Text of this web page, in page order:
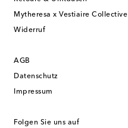
Mytheresa x Vestiaire Collective
Widerruf
AGB
Datenschutz
Impressum
Folgen Sie uns auf